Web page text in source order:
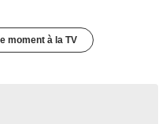
moment à la TV